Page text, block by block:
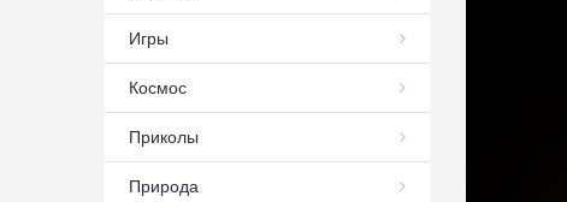
Игры
Космос
Приколы
Природа